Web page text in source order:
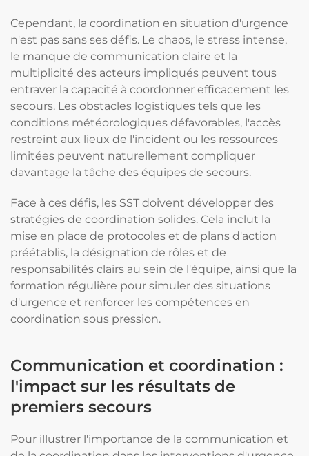
Cependant, la coordination en situation d'urgence
n'est pas sans ses défis. Le chaos, le stress intense,
le manque de communication claire et la
multiplicité des acteurs impliqués peuvent tous
entraver la capacité à coordonner efficacement les
secours. Les obstacles logistiques tels que les
conditions météorologiques défavorables, l'accès
restreint aux lieux de l'incident ou les ressources
limitées peuvent naturellement compliquer
davantage la tâche des équipes de secours.
Face à ces défis, les SST doivent développer des
stratégies de coordination solides. Cela inclut la
mise en place de protocoles et de plans d'action
préétablis, la désignation de rôles et de
responsabilités clairs au sein de l'équipe, ainsi que la
formation régulière pour simuler des situations
d'urgence et renforcer les compétences en
coordination sous pression.
Communication et coordination :
l'impact sur les résultats de
premiers secours
Pour illustrer l'importance de la communication et